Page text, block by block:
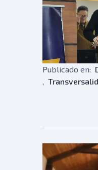
Publicado en:
,